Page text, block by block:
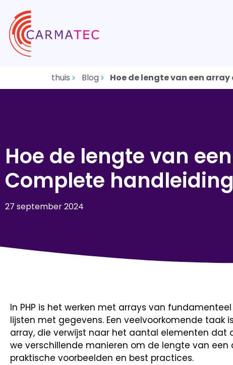
thuis Blog Hoe de lengte van een
Hoe de lengte van
Complete handleiding
27 september 2024
In PHP is het werken met arrays van
lijsten met gegevens. Een veelvoorkomende taak
array, die verwijst naar het aantal elementen dat
we verschillende manieren om de lengte van een
praktische voorbeelden en best practices.